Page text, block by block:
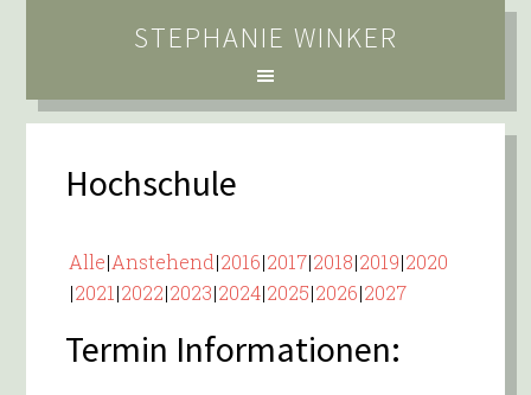
STEPHANIE WINKER
Hochschule
Alle Anstehend 2016 2017 2018 2019 2020
2021 2022 2023 2024 2025 2026 2027
Termin Informationen: